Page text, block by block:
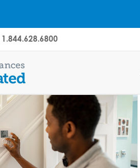
1.844.628.6800